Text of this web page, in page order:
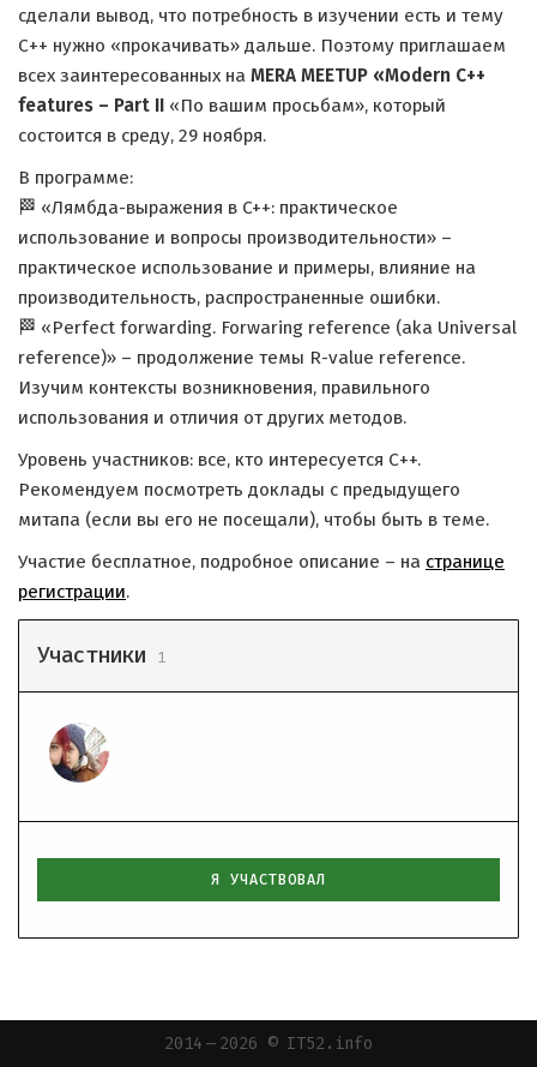
сделали вывод, что потребность в изучении есть и тему
С++ нужно «прокачивать» дальше. Поэтому приглашаем
всех заинтересованных на MERA MEETUP «Modern С++
features – Part II «По вашим просьбам», который
состоится в среду, 29 ноября.
В программе:
🏁 «Лямбда-выражения в C++: практическое
использование и вопросы производительности» –
практическое использование и примеры, влияние на
производительность, распространенные ошибки.
🏁 «Perfect forwarding. Forwaring reference (aka Universal
reference)» – продолжение темы R-value reference.
Изучим контексты возникновения, правильного
использования и отличия от других методов.
Уровень участников: все, кто интересуется С++.
Рекомендуем посмотреть доклады с предыдущего
митапа (если вы его не посещали), чтобы быть в теме.
Участие бесплатное, подробное описание – на странице
регистрации.
Участники 1
Я УЧАСТВОВАЛ
2014 — 2026 © IT52.info